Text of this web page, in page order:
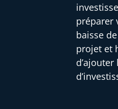
préparer
baisse
projet et